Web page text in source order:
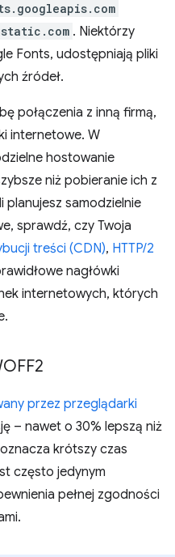
. Niektórzy
Fonts, udostępniają pliki
źródeł.
połączenia z inną firmą,
internetowe. W
hostowanie
niż pobieranie ich z
planujesz samodzielnie
sprawdź, czy Twoja
treści (CDN), HTTP/2
nagłówki
internetowych, których
przez przeglądarki
– nawet o 30% lepszą niż
krótszy czas
często jedynym
pełnej zgodności